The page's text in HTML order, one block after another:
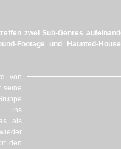
zwei Sub-Genres
Footage und Haunted-
von
seine
ins
als
den